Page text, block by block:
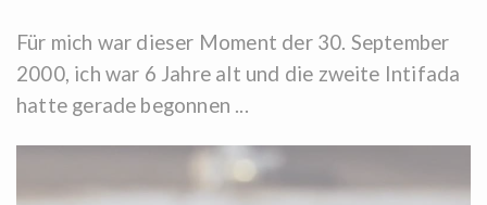
Für mich war dieser Moment der 30. September
2000, ich war 6 Jahre alt und die zweite Intifada
hatte gerade begonnen ...